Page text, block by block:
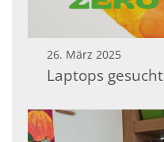
26. März 2025
Laptops gesucht